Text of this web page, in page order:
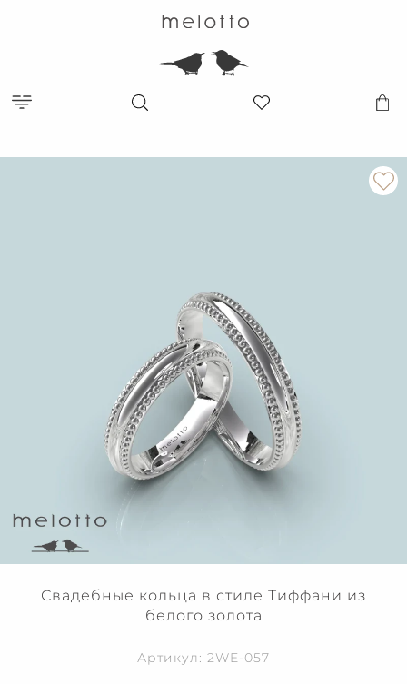
Свадебные кольца в стиле Тиффани из
белого золота
Артикул: 2WE-057